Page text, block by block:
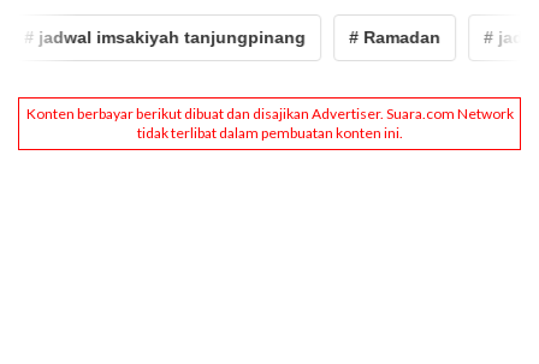
jadwal imsakiyah tanjungpinang # Ramadan # jadwal